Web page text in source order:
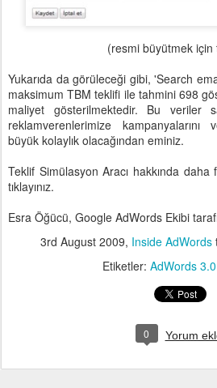
(resmi büyütmek için
Yukarıda da görüleceği gibi, 'Search
maksimum TBM teklifi ile tahmini 698
maliyet gösterilmektedir. Bu veriler
reklamverenlerimize
büyük kolaylık olacağından eminiz.
Teklif Simülasyon Aracı hakkında
tıklayınız.
Esra Öğücü, Google AdWords Ekibi
3rd August 2009, Inside AdWords
Etiketler: AdWords 3.0
0 Yorum